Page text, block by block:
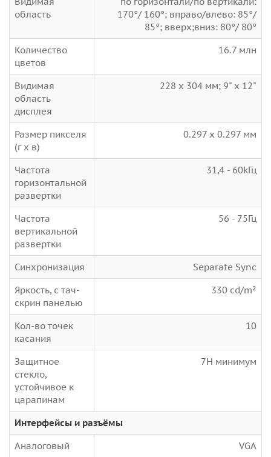
область
170°/ 160°; вправо/влево: 85°/
85°; вверх;вниз: 80°/ 80°
Количество
цветов
16.7 млн
Видимая
область
дисплея
228 x 304 мм; 9" x 12"
Размер пикселя
(г х в)
0.297 x 0.297 мм
Частота
горизонтальной
развертки
31,4 - 60kГц
Частота
вертикальной
развертки
56 - 75Гц
Синхронизация
Separate Sync
Яркость, с тач-
скрин панелью
330 cd/m²
Кол-во точек
касания
10
Защитное
стекло,
устойчивое к
царапинам
7H минимум
Интерфейсы и разъёмы
Аналоговый
VGA